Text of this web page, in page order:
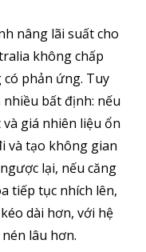
nâng lãi suất cho
không chấp
phản ứng. Tuy
bất định: nếu
giá nhiên liệu ổn
và tạo không gian
lại, nếu căng
tiếp tục nhích lên,
dài hơn, với hệ
lâu hơn.